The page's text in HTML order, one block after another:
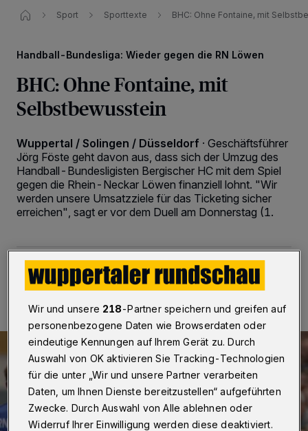
Sport Sporttexte BHC: Ohne Fontaine, mit
Handball-Bundesliga: Wieder gegen die RN Löwen
BHC: Ohne Fontaine, mit
Selbstbewusstein
Wuppertal / Solingen / Düsseldorf · Geschäftsführer
Jörg Föste geht davon aus, dass sich der Umzug des
Handball-Bundesligisten Bergischer HC mit dem Spiel
gegen die Rhein-Neckar Löwen finanziell lohnt. "Wir
werden unsere Umsatzziele für das Ticketing sicher
erreichen", sagt er vor dem Duell am Donnerstag (1.
30.10.2018 , 10:41 Uhr 2 Minuten Lesezeit
Wir und unsere 218-Partner speichern und greifen auf
personenbezogene Daten wie Browserdaten oder
eindeutige Kennungen auf Ihrem Gerät zu. Durch
Auswahl von OK aktivieren Sie Tracking-Technologien
für die unter „Wir und unsere Partner verarbeiten
Daten, um Ihnen Dienste bereitzustellen“ aufgeführten
Zwecke. Durch Auswahl von Alle ablehnen oder
Widerruf Ihrer Einwilligung werden diese deaktiviert.